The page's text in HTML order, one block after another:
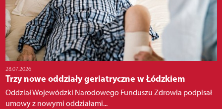
28.07.2026
Trzy nowe oddziały geriatryczne w Łódzkiem
Oddział Wojewódzki Narodowego Funduszu Zdrowia podpisał
umowy z nowymi oddziałami...